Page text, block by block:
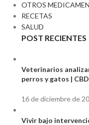
OTROS
RECETAS
SALUD
POST RECIENTES
Veterinarios
perros y gatos |
16 de diciembre de
Vivir bajo